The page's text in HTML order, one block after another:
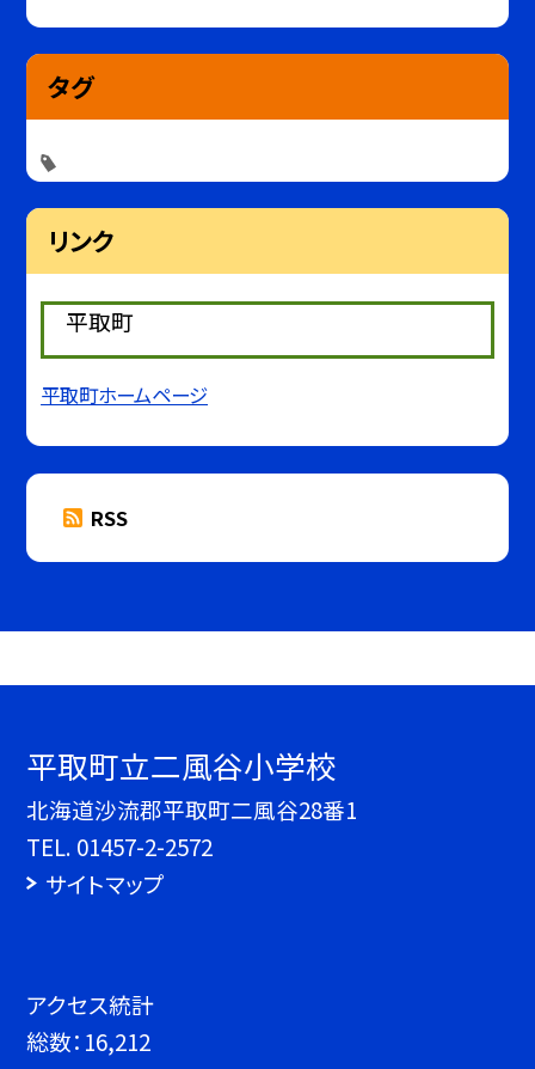
タグ
リンク
平取町
平取町ホームページ
RSS
平取町立二風谷小学校
北海道沙流郡平取町二風谷28番1
TEL. 01457-2-2572
サイトマップ
アクセス統計
総数： 16,212